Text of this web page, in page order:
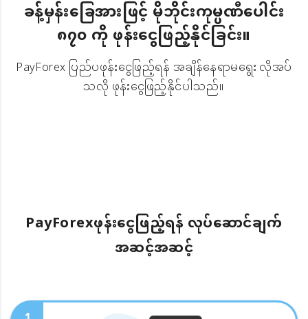
ခန့်မှန်းခြေအားဖြင့် မိုဘိုင်းကုမ္ပဏီပေါင်း
၈၇၀ ကို ဖုန်းငွေဖြည့်နိုင်ခြင်း။
PayForex ပြည်ပဖုန်းငွေဖြည့်ရန် အချိန်နေရာမရွေး လိုအပ်
သလို ဖုန်းငွေဖြည့်နိုင်ပါသည်။
PayForexဖုန်းငွေဖြည့်ရန် လုပ်ဆောင်ချက်
အဆင့်အဆင့်